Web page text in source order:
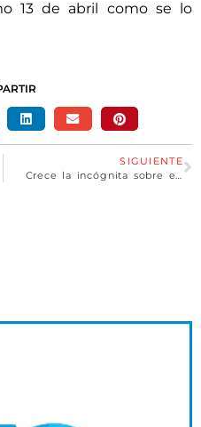
13 de abril como se lo
SIGUIENTE
Crece la incógnita sobre el destino del oro que entregó Argentina al Banco de Londres